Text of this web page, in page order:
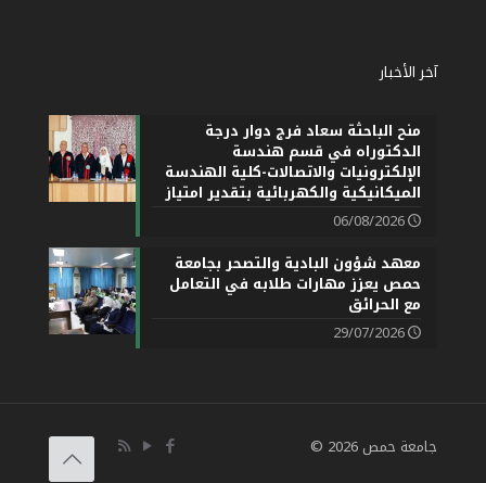
آخر الأخبار
منح الباحثة سعاد فرج دوار درجة
الدكتوراه في قسم هندسة
الإلكترونيات والاتصالات-كلية الهندسة
الميكانيكية والكهربائية بتقدير امتياز
06/08/2026
معهد شؤون البادية والتصحر بجامعة
حمص يعزز مهارات طلابه في التعامل
مع الحرائق
29/07/2026
جامعة حمص 2026 ©